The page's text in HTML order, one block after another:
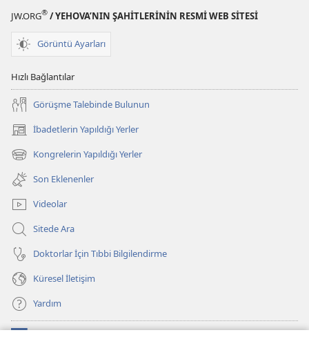
JW.ORG® / YEHOVA’NIN ŞAHİTLERİNİN RESMİ WEB SİTESİ
Görüntü Ayarları
Hızlı Bağlantılar
Görüşme Talebinde Bulunun
İbadetlerin Yapıldığı Yerler
(yeni
pencere
açar)
Kongrelerin Yapıldığı Yerler
(yeni
pencere
açar)
Son Eklenenler
Videolar
Sitede Ara
Doktorlar İçin Tıbbi Bilgilendirme
Küresel İletişim
Yardım